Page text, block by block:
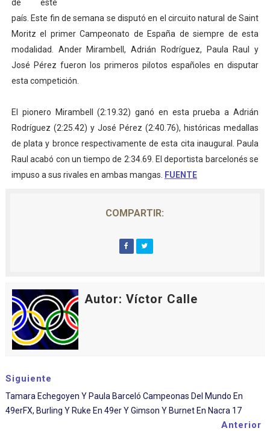
Mundial de piragüismo slalom 2026 (Oklahoma City,
Tour de Francia masculino 2026 - Tadej Pogacar
Mundial de Fórmula 1 2026 - Lando Norris consigue
Campeonato de Europa de saltos 2026 (París,
de este
país. Este fin de semana se disputó en el circuito natural de Saint
Moritz el primer Campeonato de España de siempre de esta
modalidad. Ander Mirambell, Adrián Rodríguez, Paula Raul y
José Pérez fueron los primeros pilotos españoles en disputar
esta competición.
El pionero Mirambell (2:19.32) ganó en esta prueba a Adrián
Rodríguez (2:25.42) y José Pérez (2:40.76), históricas medallas
de plata y bronce respectivamente de esta cita inaugural. Paula
Raul acabó con un tiempo de 2:34.69. El deportista barcelonés se
impuso a sus rivales en ambas mangas.
FUENTE
COMPARTIR:
Autor: Víctor Calle
Siguiente
Tamara Echegoyen Y Paula Barceló Campeonas Del Mundo En
49erFX, Burling Y Ruke En 49er Y Gimson Y Burnet En Nacra 17
Anterior